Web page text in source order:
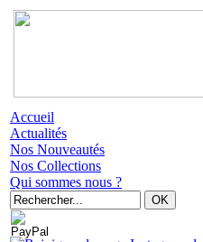
Accueil
Actualités
Nos Nouveautés
Nos Collections
Qui sommes nous ?